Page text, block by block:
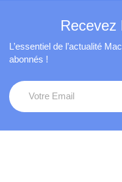
Recevez
L’essentiel de l’actualité
abonnés !